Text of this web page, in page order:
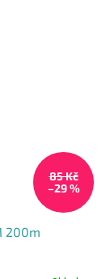
85 Kč
–29 %
200m